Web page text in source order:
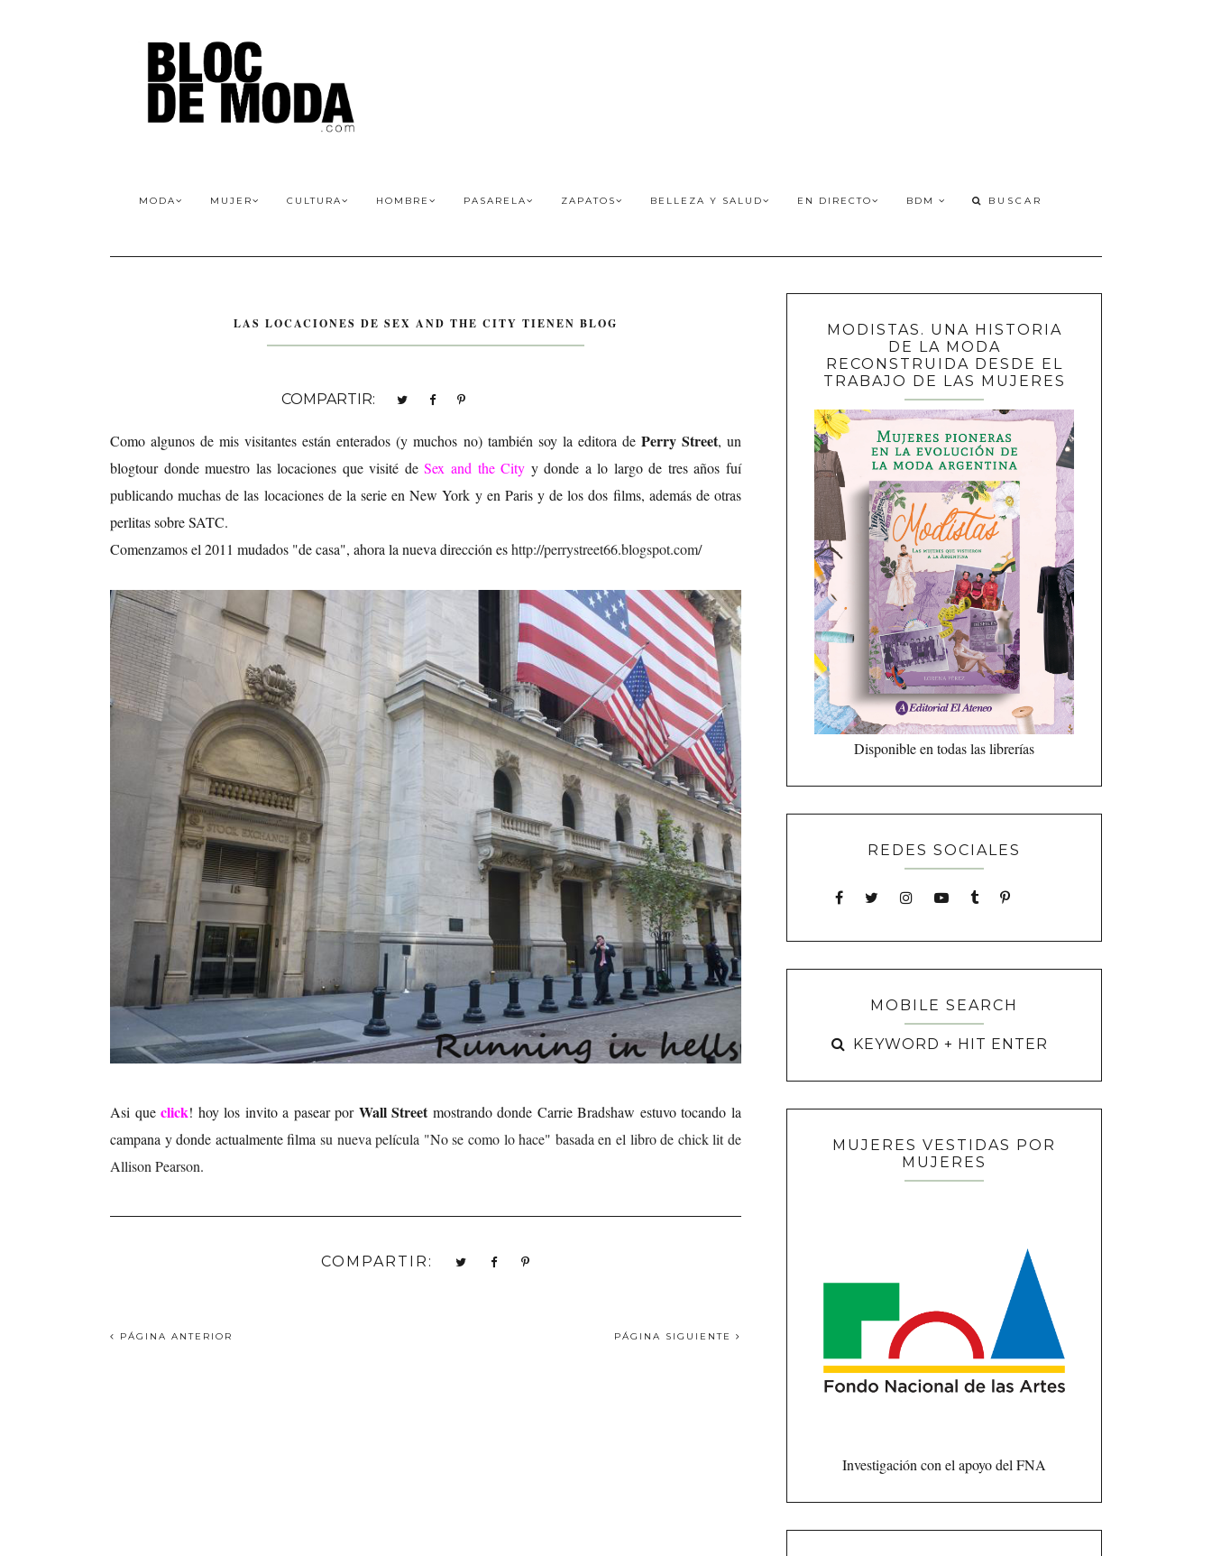
MODA MUJER CULTURA HOMBRE PASARELA ZAPATOS BELLEZA Y SALUD EN DIRECTO BDM
LAS LOCACIONES DE SEX AND THE CITY TIENEN BLOG
COMPARTIR:
Como algunos de mis visitantes están enterados (y muchos no) también soy la editora de Perry Street, un
blogtour donde muestro las locaciones que visité deSex and the City y donde a lo largo de tres años fuí
publicando muchas de las locaciones de la serie en New York y en Paris y de los dos films, además de otras
perlitas sobre SATC.
Comenzamos el 2011 mudados "de casa", ahora la nueva dirección eshttp://perrystreet66.blogspot.com/
Asi queclick! hoy los invito a pasear por Wall Street mostrando donde Carrie Bradshaw estuvo tocando la
campana y donde actualmente filma su nueva película "No se como lo hace" basada en el libro de chick lit de
Allison Pearson.
COMPARTIR:
PÁGINA ANTERIOR PÁGINA SIGUIENTE
MODISTAS. UNA HISTORIA
DE LA MODA
RECONSTRUIDA DESDE EL
TRABAJO DE LAS MUJERES
Disponible en todas las librerías
REDES SOCIALES
MOBILE SEARCH
MUJERES VESTIDAS POR
MUJERES
Investigación con el apoyo del FNA